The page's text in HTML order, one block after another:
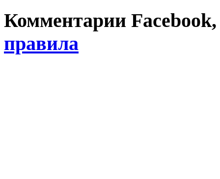
Комментарии
правила